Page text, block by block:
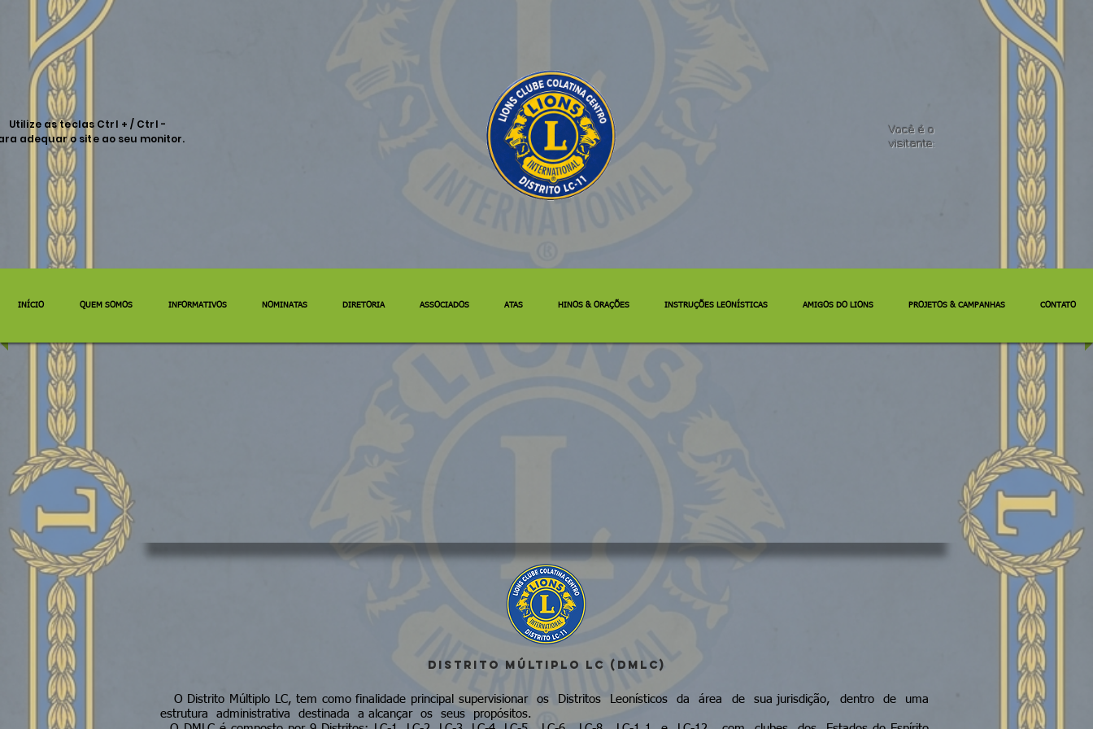
Chinese (Simplified)
Utilize as teclas Ctrl + / Ctrl -
adequar o site ao seu monitor.
Você é o
visitante:
INÍCIO QUEM SOMOS INFORMATIVOS NOMINATAS DIRETORIA ASSOCIADOS ATAS HINOS & ORAÇÕES INSTRUÇÕES LEONÍSTICAS AMIGOS DO LIONS PROJETOS & CAMPANHAS CONTATO
DISTRITO MÚLTIPLO LC (DMLC)
O Distrito Múltiplo LC, tem como finalidade principal supervisionar os Distritos Leonísticos da área de sua jurisdição, dentro de uma
estrutura administrativa destinada a alcançar os seus propósitos.